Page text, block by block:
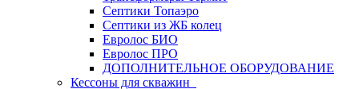
Септики Топаэро
Септики из ЖБ колец
Евролос БИО
Евролос ПРО
ДОПОЛНИТЕЛЬНОЕ ОБОРУДОВАНИЕ
Кессоны для скважин